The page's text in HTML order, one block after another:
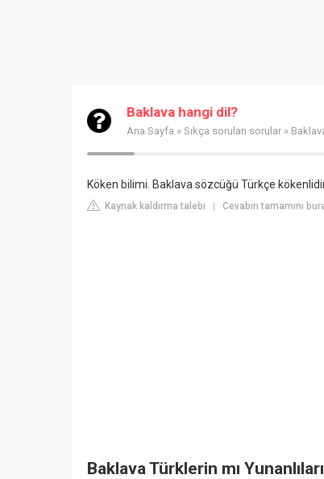
Baklava hangi dil?
Ana Sayfa » Sıkça sorulan sorular »
Köken bilimi. Baklava sözcüğü Türkçe
Kaynak kaldırma talebi | Cevabın tamamını
Baklava Türklerin mı